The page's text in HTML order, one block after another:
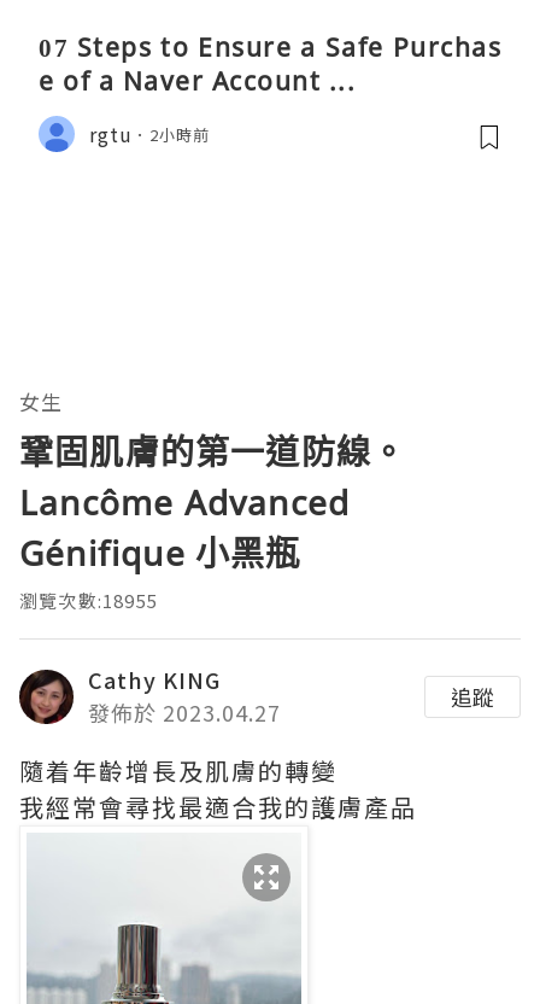
07 Steps to Ensure a Safe Purchas
e of a Naver Account ...
rgtu 2小時前
女生
鞏固肌膚的第一道防線。
Lancôme Advanced
Génifique 小黑瓶
瀏覽次數:18955
Cathy KING
發佈於 2023.04.27
追蹤
隨着年齡增長及肌膚的轉變
我經常會尋找最適合我的護膚產品